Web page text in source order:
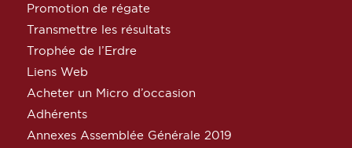
Promotion de régate
Transmettre les résultats
Trophée de l’Erdre
Liens Web
Acheter un Micro d’occasion
Adhérents
Annexes Assemblée Générale 2019